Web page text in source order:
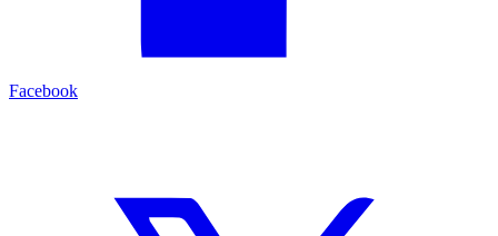
Facebook